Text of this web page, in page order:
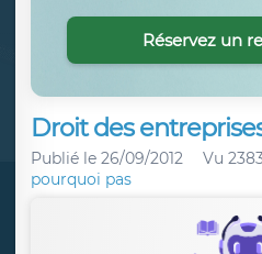
Droit des
Publié le 26/09/2012 Vu
pourquoi pas
Réservez un